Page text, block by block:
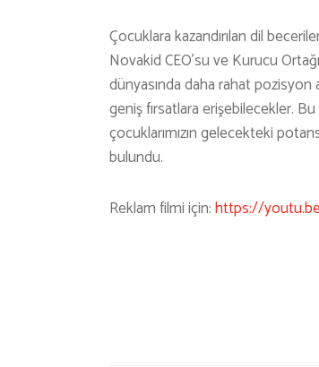
Çocuklara kazandırılan dil
Novakid CEO’su ve Kurucu
dünyasında daha rahat
geniş fırsatlara erişebilecekler.
çocuklarımızın gelecekteki
bulundu.
Reklam filmi için:https://